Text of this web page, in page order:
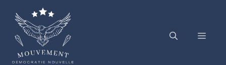
contenu
Menu